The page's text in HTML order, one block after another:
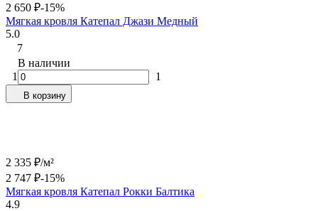
2 650 ₽-15%
Мягкая кровля Катепал Джази Медный
5.0
7
В наличии
1
1
В корзину
2 335 ₽/м²
2 747 ₽-15%
Мягкая кровля Катепал Рокки Балтика
4.9